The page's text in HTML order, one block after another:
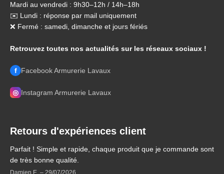
Mardi au vendredi : 9h30–12h / 14h–18h
✉️ Lundi : réponse par mail uniquement
❌ Fermé : samedi, dimanche et jours fériés
Retrouvez toutes nos actualités sur les réseaux sociaux !
f Facebook Armurerie Lavaux
◎ Instagram Armurerie Lavaux
Retours d'expériences client
Parfait ! Simple et rapide, chaque produit que je commande sont
de très bonne qualité.